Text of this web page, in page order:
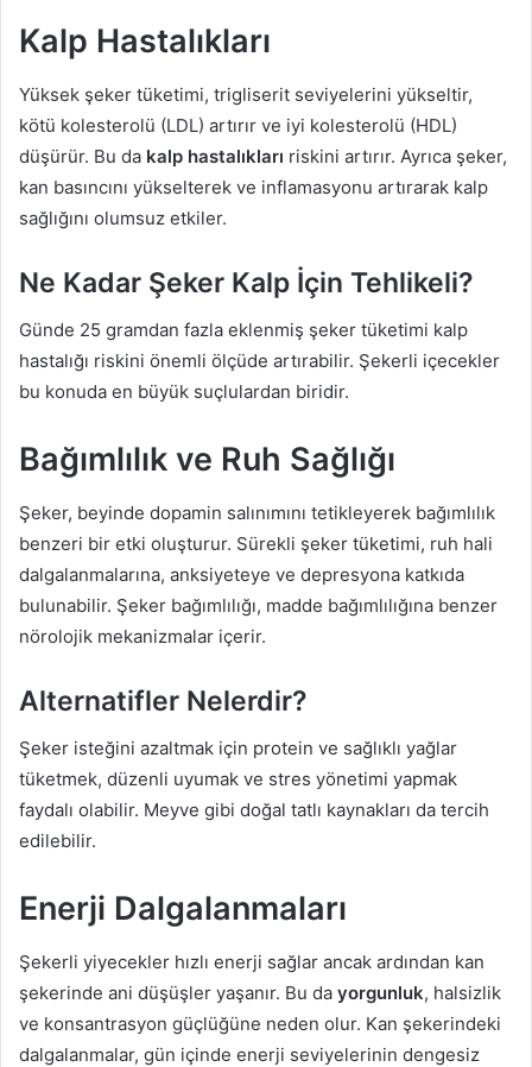
Kalp Hastalıkları
Yüksek şeker tüketimi, trigliserit seviyelerini yükseltir,
kötü kolesterolü (LDL) artırır ve iyi kolesterolü (HDL)
düşürür. Bu da kalp hastalıkları riskini artırır. Ayrıca şeker,
kan basıncını yükselterek ve inflamasyonu artırarak kalp
sağlığını olumsuz etkiler.
Ne Kadar Şeker Kalp İçin Tehlikeli?
Günde 25 gramdan fazla eklenmiş şeker tüketimi kalp
hastalığı riskini önemli ölçüde artırabilir. Şekerli içecekler
bu konuda en büyük suçlulardan biridir.
Bağımlılık ve Ruh Sağlığı
Şeker, beyinde dopamin salınımını tetikleyerek bağımlılık
benzeri bir etki oluşturur. Sürekli şeker tüketimi, ruh hali
dalgalanmalarına, anksiyeteye ve depresyona katkıda
bulunabilir. Şeker bağımlılığı, madde bağımlılığına benzer
nörolojik mekanizmalar içerir.
Alternatifler Nelerdir?
Şeker isteğini azaltmak için protein ve sağlıklı yağlar
tüketmek, düzenli uyumak ve stres yönetimi yapmak
faydalı olabilir. Meyve gibi doğal tatlı kaynakları da tercih
edilebilir.
Enerji Dalgalanmaları
Şekerli yiyecekler hızlı enerji sağlar ancak ardından kan
şekerinde ani düşüşler yaşanır. Bu da yorgunluk, halsizlik
ve konsantrasyon güçlüğüne neden olur. Kan şekerindeki
dalgalanmalar, gün içinde enerji seviyelerinin dengesiz